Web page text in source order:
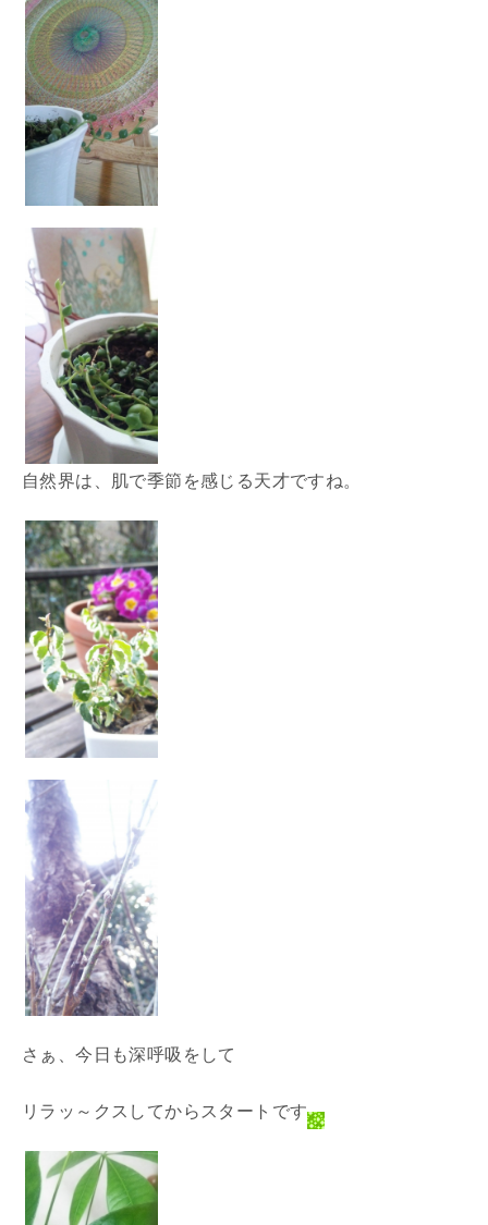
自然界は、肌で季節を感じる天才ですね。
さぁ、今日も深呼吸をして
リラッ～クスしてからスタートです